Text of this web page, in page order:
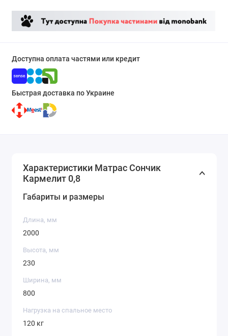
Доступна оплата частями или кредит
Быстрая доставка по Украине
Характеристики Матрас Сончик
Кармелит 0,8
Габариты и размеры
Длина, мм
2000
Высота, мм
230
Ширина, мм
800
Нагрузка на спальное место
120 кг